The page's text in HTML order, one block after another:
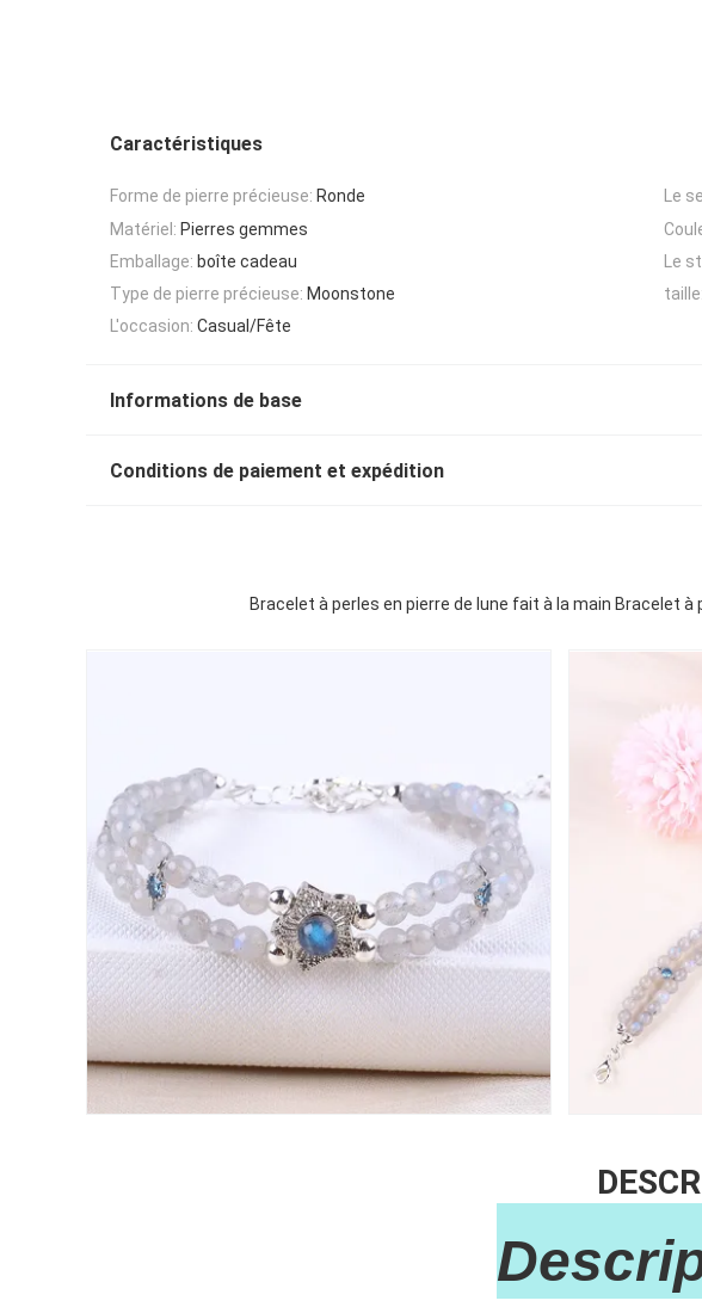
Caractéristiques
Forme de pierre précieuse: Ronde Le
Matériel: Pierres gemmes
Emballage: boîte cadeau Le
Type de pierre précieuse: Moonstone taille:
L'occasion: Casual/Fête
Informations de base
Conditions de paiement et expédition
Bracelet à perles en pierre de lune fait à la main Bracelet